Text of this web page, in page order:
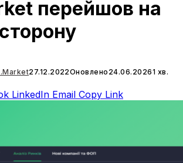
перейшов на
27.12.2022Оновлено 24.06.20261 хв.
LinkedIn Email Copy Link